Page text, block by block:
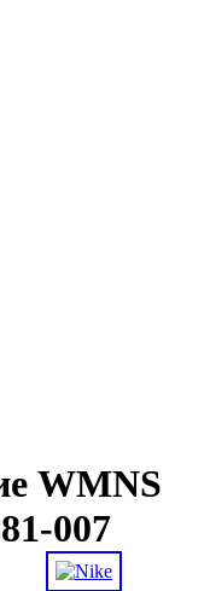
WMNS
007